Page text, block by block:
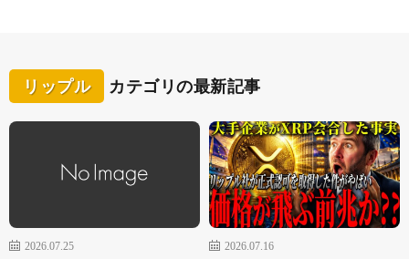
リップル カテゴリの最新記事
2026.07.25 2026.07.16